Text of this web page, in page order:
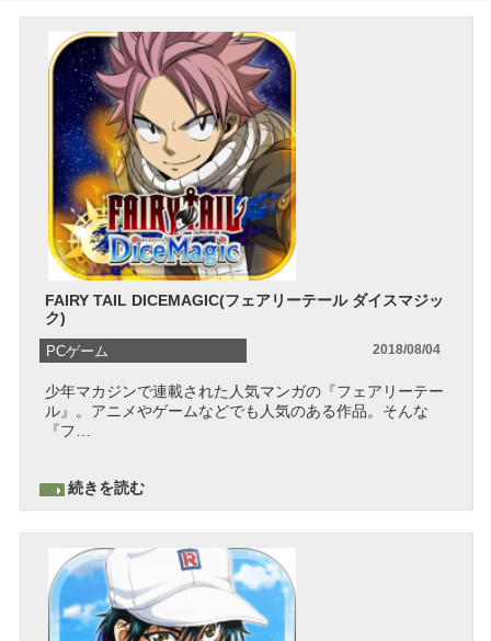
FAIRY TAIL DICEMAGIC(フェアリーテール ダイスマジッ
ク)
2018/08/04
PCゲーム
スマホゲームアプリ
RPG
アクション
少年マカジンで連載された人気マンガの『フェアリーテー
ル』。アニメやゲームなどでも人気のある作品。そんな
『フ…
続きを読む